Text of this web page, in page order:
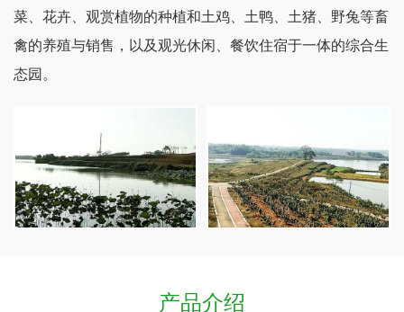
菜、花卉、观赏植物的种植和土鸡、土鸭、土猪、野兔等畜
禽的养殖与销售，以及观光休闲、餐饮住宿于一体的综合生
态园。
产品介绍